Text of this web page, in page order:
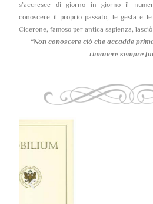
s’accresce di giorno in giorno il
conoscere il proprio passato, le gesta e
Cicerone, famoso per antica sapienza,
“Non conoscere ciò che accadde
rimanere sempre